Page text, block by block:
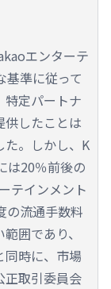
エンターテ
基準に従って
特定パートナ
供したことは
た。しかし、K
は20％前後の
テインメント
の流通手数料
囲であり、
同時に、市場
正取引委員会